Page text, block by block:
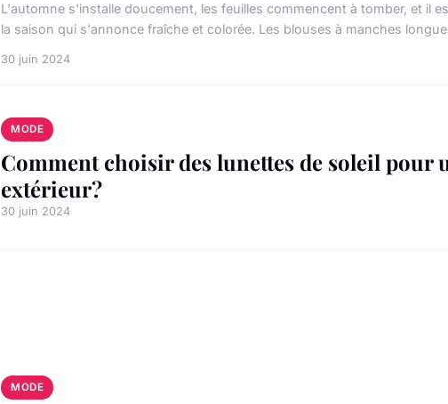
L'automne s'installe doucement, les feuilles commencent à tomber, et il
la saison qui s'annonce fraîche et colorée. Les blouses à manches
30 juin 2024
MODE
Comment choisir des lunettes de soleil pour
extérieur?
30 juin 2024
MODE